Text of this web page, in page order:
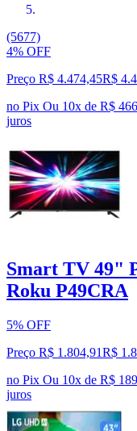
(5677)
4% OFF
Preço R$ 4.474,45R$
no Pix Ou 10x de R$
juros
Smart TV 49"
Roku P49CRA
5% OFF
Preço R$ 1.804,91R$
no Pix Ou 10x de R$
juros